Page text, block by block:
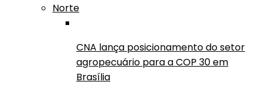
Norte
CNA lança posicionamento do setor
agropecuário para a COP 30 em
Brasília